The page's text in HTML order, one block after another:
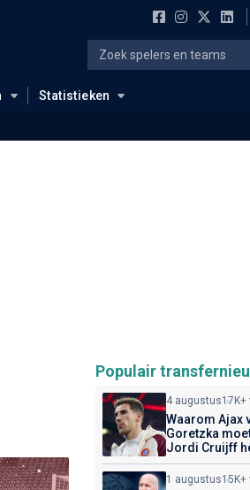
Statistieken
Populair
4 augustus17K+
Waarom Ajax
Goretzka
Jordi Cruijff
1 augustus15K+